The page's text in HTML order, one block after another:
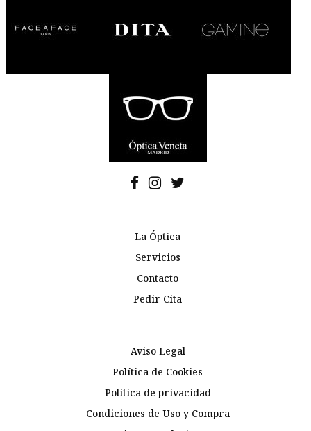
La Óptica
Servicios
Contacto
Pedir Cita
Aviso Legal
Política de Cookies
Política de privacidad
Condiciones de Uso y Compra